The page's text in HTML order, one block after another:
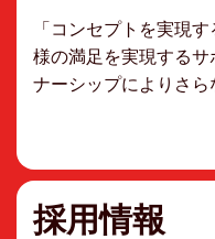
「コンセプトを実現
様の満足を実現するサ
ナーシップによりさら
採用情報